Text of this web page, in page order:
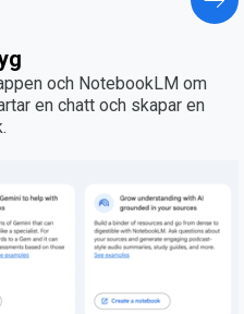
och NotebookLM om
en chatt och skapar en